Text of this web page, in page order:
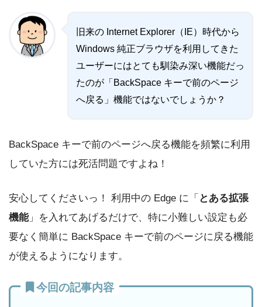
旧来の Internet Explorer（IE）時代から
Windows 純正ブラウザを利用してきた
ユーザーにはとても馴染み深い機能だっ
たのが「BackSpace キーで前のページ
へ戻る」機能ではないでしょうか？
BackSpace キーで前のページへ戻る機能を頻繁に利用
していた方には死活問題ですよね！
安心してくださいっ！ 利用中の Edge に「 とある拡張
機能」を入れてあげるだけで、特に小難しい設定も必
要なく簡単に BackSpace キーで前のページに戻る機能
が使えるようになります。
今回の記事内容